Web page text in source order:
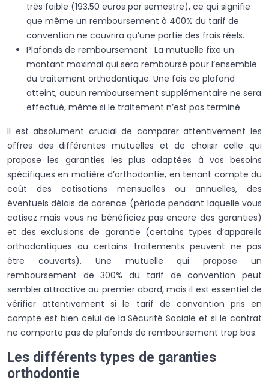
très faible (193,50 euros par semestre), ce qui signifie
que même un remboursement à 400% du tarif de
convention ne couvrira qu’une partie des frais réels.
Plafonds de remboursement : La mutuelle fixe un
montant maximal qui sera remboursé pour l’ensemble
du traitement orthodontique. Une fois ce plafond
atteint, aucun remboursement supplémentaire ne sera
effectué, même si le traitement n’est pas terminé.
Il est absolument crucial de comparer attentivement les
offres des différentes mutuelles et de choisir celle qui
propose les garanties les plus adaptées à vos besoins
spécifiques en matière d’orthodontie, en tenant compte du
coût des cotisations mensuelles ou annuelles, des
éventuels délais de carence (période pendant laquelle vous
cotisez mais vous ne bénéficiez pas encore des garanties)
et des exclusions de garantie (certains types d’appareils
orthodontiques ou certains traitements peuvent ne pas
être couverts). Une mutuelle qui propose un
remboursement de 300% du tarif de convention peut
sembler attractive au premier abord, mais il est essentiel de
vérifier attentivement si le tarif de convention pris en
compte est bien celui de la Sécurité Sociale et si le contrat
ne comporte pas de plafonds de remboursement trop bas.
Les différents types de garanties
orthodontie